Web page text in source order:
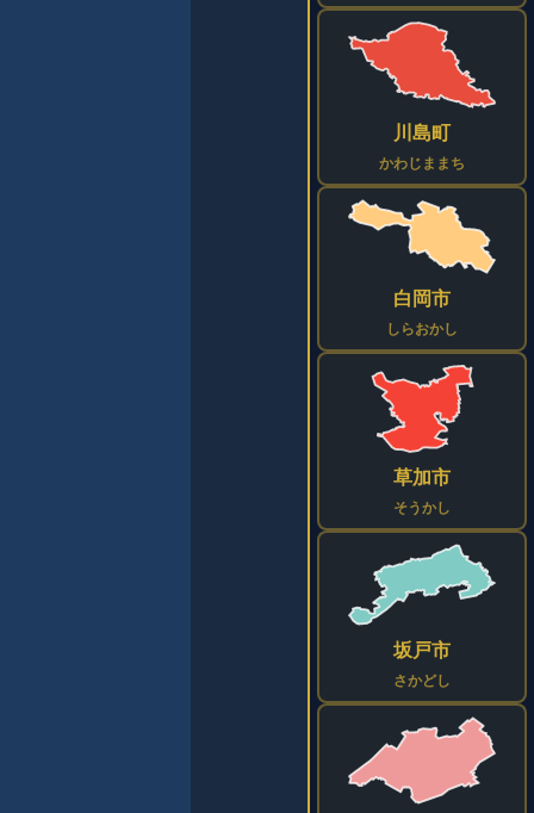
川島町
かわじままち
白岡市
しらおかし
草加市
そうかし
坂戸市
さかどし